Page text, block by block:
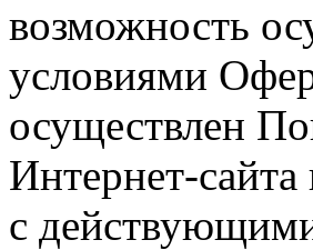
возможность
условиями
осуществлен
Интернет-
с